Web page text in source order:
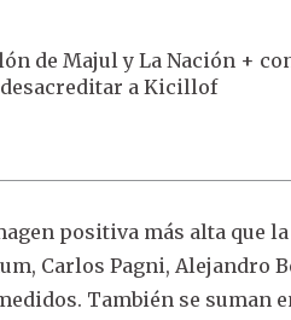
de Majul y La Nación +
a Kicillof
positiva más alta que la
Carlos Pagni, Alejandro
También se suman